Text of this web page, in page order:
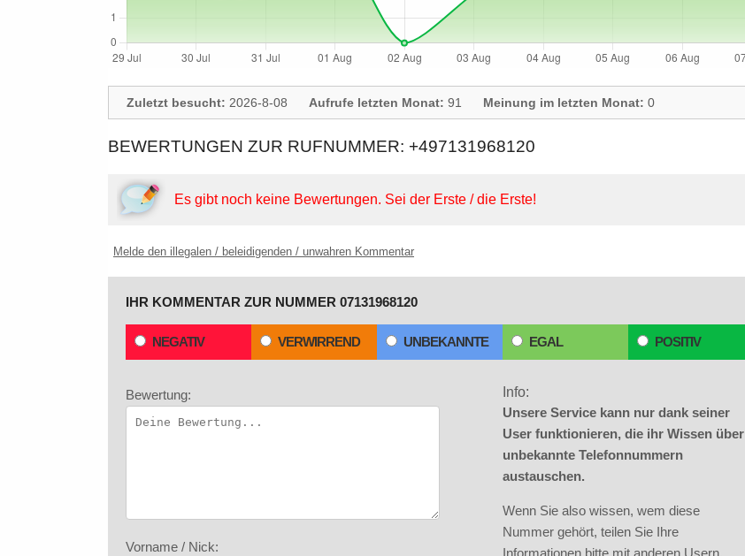
Zuletzt besucht: 2026-8-08 Aufrufe letzten Monat: 91 Meinung im letzten Monat: 0
BEWERTUNGEN ZUR RUFNUMMER: +497131968120
Es gibt noch keine Bewertungen. Sei der Erste / die Erste!
Melde den illegalen / beleidigenden / unwahren Kommentar
IHR KOMMENTAR ZUR NUMMER 07131968120
NEGATIV VERWIRREND UNBEKANNTE EGAL POSITIV
Bewertung:
Vorname / Nick:
Info:
Unsere Service kann nur dank seiner
User funktionieren, die ihr Wissen über
unbekannte Telefonnummern
austauschen.
Wenn Sie also wissen, wem diese
Nummer gehört, teilen Sie Ihre
Informationen bitte mit anderen Usern.